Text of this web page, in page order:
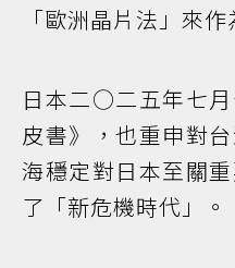
「歐洲晶片法」來
日本二○二五年七
皮書》，也重申對
海穩定對日本至關
了「新危機時代」。